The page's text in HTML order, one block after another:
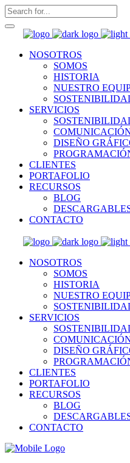
NOSOTROS
SOMOS
HISTORIA
NUESTRO
SERVICIOS
DISEÑO
CLIENTES
PORTAFOLIO
RECURSOS
BLOG
CONTACTO
NOSOTROS
SOMOS
HISTORIA
NUESTRO
SERVICIOS
DISEÑO
CLIENTES
PORTAFOLIO
RECURSOS
BLOG
CONTACTO